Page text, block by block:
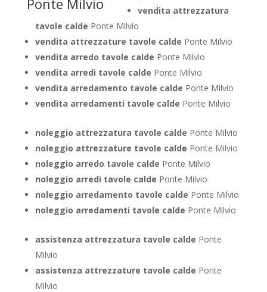
vendita attrezzatura
tavole calde Ponte Milvio
vendita attrezzature tavole calde Ponte Milvio
vendita arredo tavole calde Ponte Milvio
vendita arredi tavole calde Ponte Milvio
vendita arredamento tavole calde Ponte Milvio
vendita arredamenti tavole calde Ponte Milvio
noleggio attrezzatura tavole calde Ponte Milvio
noleggio attrezzature tavole calde Ponte Milvio
noleggio arredo tavole calde Ponte Milvio
noleggio arredi tavole calde Ponte Milvio
noleggio arredamento tavole calde Ponte Milvio
noleggio arredamenti tavole calde Ponte Milvio
assistenza attrezzatura tavole calde Ponte
Milvio
assistenza attrezzature tavole calde Ponte
Milvio